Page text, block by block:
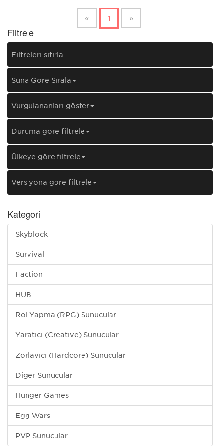
« 1 »
Filtrele
Filtreleri sıfırla
Şuna Göre Sırala
Vurgulananları göster
Duruma göre filtrele
Ülkeye göre filtrele
Versiyona göre filtrele
Kategori
Skyblock
Survival
Faction
HUB
Rol Yapma (RPG) Sunucular
Yaratıcı (Creative) Sunucular
Zorlayıcı (Hardcore) Sunucular
Diğer Sunucular
Hunger Games
Egg Wars
PVP Sunucular